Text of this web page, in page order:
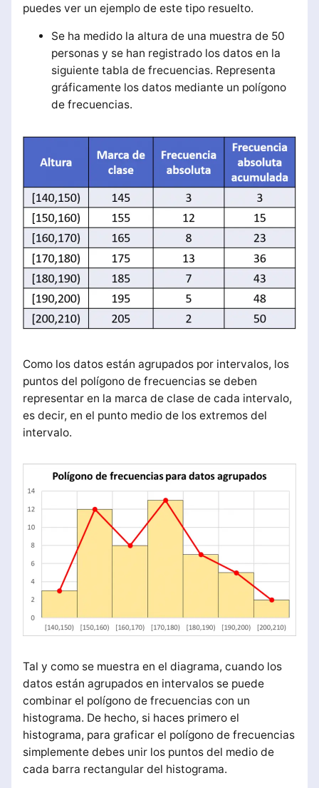
puedes ver un ejemplo de este tipo resuelto.
Se ha medido la altura de una muestra de 50
personas y se han registrado los datos en la
siguiente tabla de frecuencias. Representa
gráficamente los datos mediante un polígono
de frecuencias.
Como los datos están agrupados por intervalos, los
puntos del polígono de frecuencias se deben
representar en la marca de clase de cada intervalo,
es decir, en el punto medio de los extremos del
intervalo.
Tal y como se muestra en el diagrama, cuando los
datos están agrupados en intervalos se puede
combinar el polígono de frecuencias con un
histograma. De hecho, si haces primero el
histograma, para graficar el polígono de frecuencias
simplemente debes unir los puntos del medio de
cada barra rectangular del histograma.